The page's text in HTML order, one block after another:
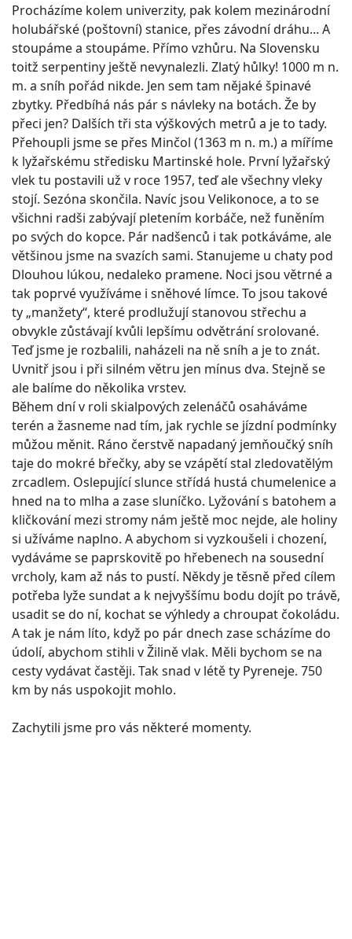
Procházíme kolem univerzity, pak kolem mezinárodní
holubářské (poštovní) stanice, přes závodní dráhu... A
stoupáme a stoupáme. Přímo vzhůru. Na Slovensku
toitž serpentiny ještě nevynalezli. Zlatý hůlky! 1000 m n.
m. a sníh pořád nikde. Jen sem tam nějaké špinavé
zbytky. Předbíhá nás pár s návleky na botách. Že by
přeci jen? Dalších tři sta výškových metrů a je to tady.
Přehoupli jsme se přes Minčol (1363 m n. m.) a míříme
k lyžařskému středisku Martinské hole. První lyžařský
vlek tu postavili už v roce 1957, teď ale všechny vleky
stojí. Sezóna skončila. Navíc jsou Velikonoce, a to se
všichni radši zabývají pletením korbáče, než funěním
po svých do kopce. Pár nadšenců i tak potkáváme, ale
většinou jsme na svazích sami. Stanujeme u chaty pod
Dlouhou lúkou, nedaleko pramene. Noci jsou větrné a
tak poprvé využíváme i sněhové límce. To jsou takové
ty „manžety“, které prodlužují stanovou střechu a
obvykle zůstávají kvůli lepšímu odvětrání srolované.
Teď jsme je rozbalili, naházeli na ně sníh a je to znát.
Uvnitř jsou i při silném větru jen mínus dva. Stejně se
ale balíme do několika vrstev.
Během dní v roli skialpových zelenáčů osaháváme
terén a žasneme nad tím, jak rychle se jízdní podmínky
můžou měnit. Ráno čerstvě napadaný jemňoučký sníh
taje do mokré břečky, aby se vzápětí stal zledovatělým
zrcadlem. Oslepující slunce střídá hustá chumelenice a
hned na to mlha a zase sluníčko. Lyžování s batohem a
kličkování mezi stromy nám ještě moc nejde, ale holiny
si užíváme naplno. A abychom si vyzkoušeli i chození,
vydáváme se paprskovitě po hřebenech na sousední
vrcholy, kam až nás to pustí. Někdy je těsně před cílem
potřeba lyže sundat a k nejvyššímu bodu dojít po trávě,
usadit se do ní, kochat se výhledy a chroupat čokoládu.
A tak je nám líto, když po pár dnech zase scházíme do
údolí, abychom stihli v Žilině vlak. Měli bychom se na
cesty vydávat častěji. Tak snad v létě ty Pyreneje. 750
km by nás uspokojit mohlo.
Zachytili jsme pro vás některé momenty.